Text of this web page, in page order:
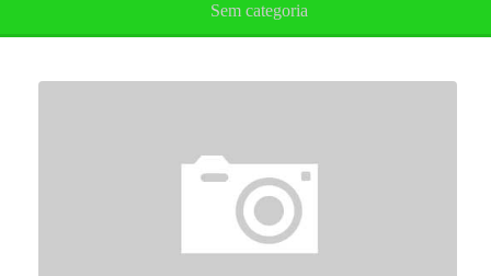
Sem categoria